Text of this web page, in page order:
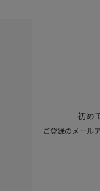
初め
ご登録のメール